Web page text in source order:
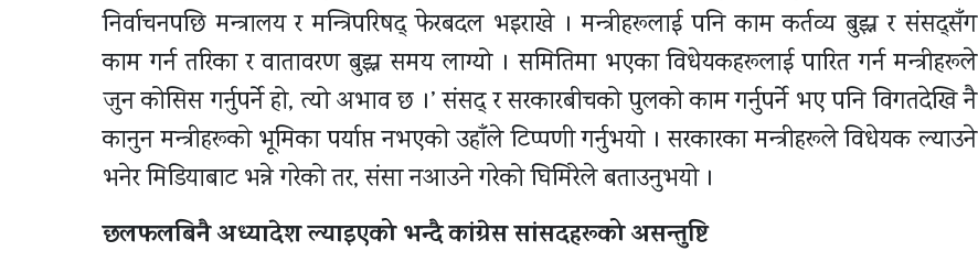
निर्वाचनपछि मन्त्रालय र मन्त्रिपरिषद् फेरबदल भइराखे । मन्त्रीहरूलाई पनि काम कर्तव्य बुझ्न र संसद्सँग
काम गर्न तरिका र वातावरण बुझ्न समय लाग्यो । समितिमा भएका विधेयकहरूलाई पारित गर्न मन्त्रीहरूले
जुन कोसिस गर्नुपर्ने हो, त्यो अभाव छ ।’ संसद् र सरकारबीचको पुलको काम गर्नुपर्ने भए पनि विगतदेखि नै
कानुन मन्त्रीहरूको भूमिका पर्याप्त नभएको उहाँले टिप्पणी गर्नुभयो । सरकारका मन्त्रीहरूले विधेयक ल्याउने
भनेर मिडियाबाट भन्ने गरेको तर, संसद्मा नआउने गरेको घिमिरेले बताउनुभयो ।
छलफलबिनै अध्यादेश ल्याइएको भन्दै कांग्रेस सांसदहरूको असन्तुष्टि